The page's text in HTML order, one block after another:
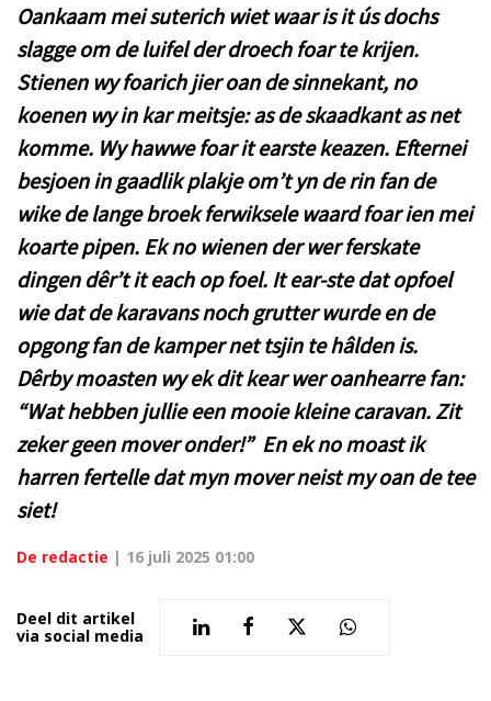
Oankaam mei suterich wiet waar is it ús dochs
slagge om de luifel der droech foar te krijen.
Stienen wy foarich jier oan de sinnekant, no
koenen wy in kar meitsje: as de skaadkant as net
komme. Wy hawwe foar it earste keazen. Efternei
besjoen in gaadlik plakje om’t yn de rin fan de
wike de lange broek ferwiksele waard foar ien mei
koarte pipen. Ek no wienen der wer ferskate
dingen dêr’t it each op foel. It ear-ste dat opfoel
wie dat de karavans noch grutter wurde en de
opgong fan de kamper net tsjin te hâlden is.
Dêrby moasten wy ek dit kear wer oanhearre fan:
“Wat hebben jullie een mooie kleine caravan. Zit
zeker geen mover onder!” En ek no moast ik
harren fertelle dat myn mover neist my oan de tee
siet!
De redactie | 16 juli 2025 01:00
Deel dit artikel
via social media